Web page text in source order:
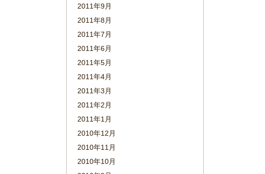
2011年9月
2011年8月
2011年7月
2011年6月
2011年5月
2011年4月
2011年3月
2011年2月
2011年1月
2010年12月
2010年11月
2010年10月